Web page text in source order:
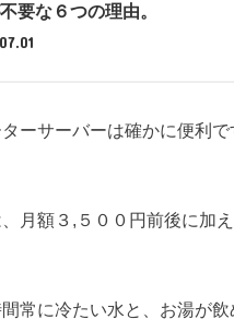
要な６つの理由。
ーサーバーは確かに便利
月額３,５００円前後に加
常に冷たい水と、お湯が飲